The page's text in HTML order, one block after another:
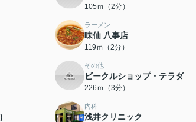
105ｍ（2分）
ラーメン
味仙 八事店
119ｍ（2分）
その他
ビークルショップ・テラダ
226ｍ（3分）
内科
浅井クリニック